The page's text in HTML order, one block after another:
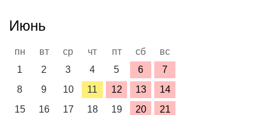
Июнь
пн вт ср чт пт сб
вс
1
2 3 4 5 6
7
8
9 10 11 12 13
14
15
16 17 18 19 20
21